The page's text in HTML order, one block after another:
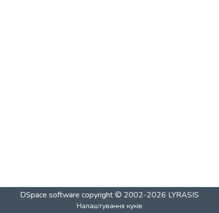
DSpace software copyright © 2002-2026 LYRASIS
Налаштування куків